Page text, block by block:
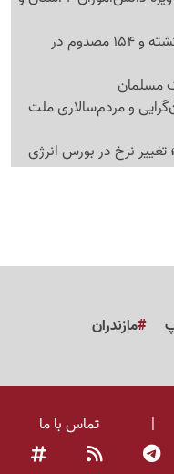
آغاز موج بازگشت زائران اربعین؛ 24 کشته و 154 مصدوم در
مسلمان
و مردم‌سالاری ملت
نرخ در بورس انرژی
مازندران
| تماس با ما